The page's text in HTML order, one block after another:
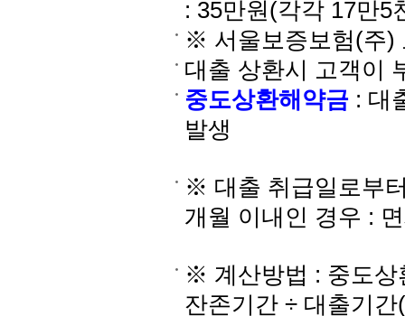
: 35만원(각각 17만5
※ 서울보증보험(주)
대출 상환시 고객이
중도상환해약금 : 대
발생
※ 대출 취급일로부
개월 이내인 경우 :
※ 계산방법 : 중도상
잔존기간 ÷ 대출기간